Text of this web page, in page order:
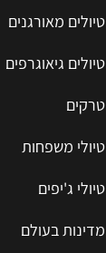
טיולים מאורגנים
טיולים גיאוגרפים
טרקים
טיולי משפחות
טיולי ג'יפים
מדינות בעולם